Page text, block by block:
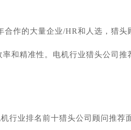
作的大量企业/HR和人选，猎
和精准性。 电机行业猎头公司推